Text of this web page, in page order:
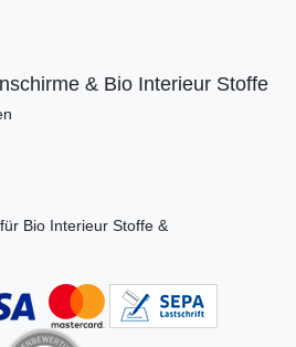
& Bio Interieur Stoffe
Bio Interieur Stoffe &